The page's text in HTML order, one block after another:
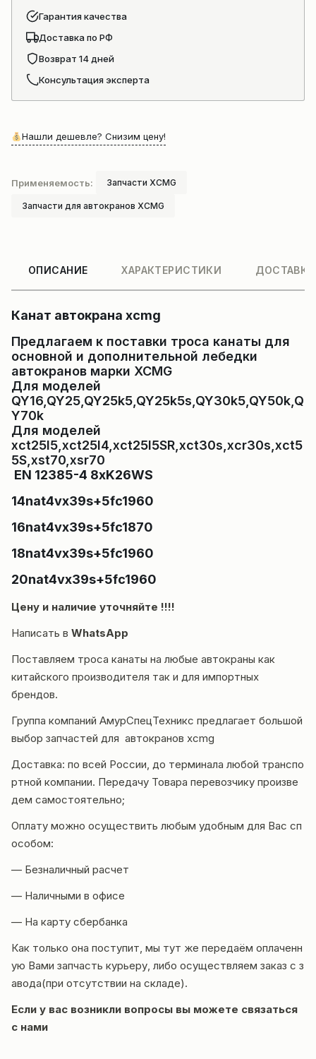
Гарантия качества
Доставка по РФ
Возврат 14 дней
Консультация эксперта
Нашли дешевле? Снизим цену!
Применяемость: Запчасти XCMG
Запчасти для автокранов XCMG
ОПИСАНИЕ ХАРАКТЕРИСТИКИ
Канат автокрана xcmg
Предлагаем к поставки троса канаты для
основной и дополнительной лебедки
автокранов марки XCMG
Для моделей
QY16,QY25,QY25k5,QY25k5s,QY30k5,QY50k,Q
Y70k
Для моделей
xct25l5,xct25l4,xct25l5SR,xct30s,xcr30s,xct5
5S,xst70,xsr70
EN 12385-4 8xK26WS
14nat4vx39s+5fc1960
16nat4vx39s+5fc1870
18nat4vx39s+5fc1960
20nat4vx39s+5fc1960
Цену и наличие уточняйте !!!!
Написать в WhatsApp
Поставляем троса канаты на любые автокраны как
китайского производителя так и для импортных
брендов.
Группа компаний АмурСпецТехникс предлагает большой
выбор запчастей для автокранов xcmg
Доставка: по всей России, до терминала любой транспо
ртной компании. Передачу Товара перевозчику произве
дем самостоятельно;
Оплату можно осуществить любым удобным для Вас сп
особом:
— Безналичный расчет
— Наличными в офисе
— На карту сбербанка
Как только она поступит, мы тут же передаём оплаченн
ую Вами запчасть курьеру, либо осуществляем заказ с з
авода(при отсутствии на складе).
Если у вас возникли вопросы вы можете связаться
с нами